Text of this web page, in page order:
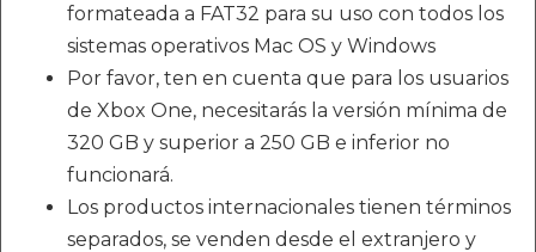
formateada a FAT32 para su uso con todos los
sistemas operativos Mac OS y Windows
Por favor, ten en cuenta que para los usuarios
de Xbox One, necesitarás la versión mínima de
320 GB y superior a 250 GB e inferior no
funcionará.
Los productos internacionales tienen términos
separados, se venden desde el extranjero y